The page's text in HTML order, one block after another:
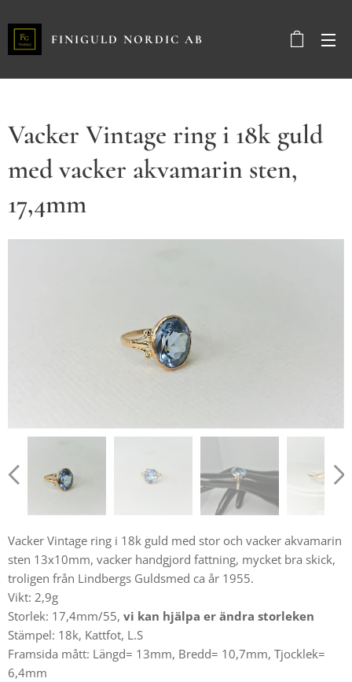
FINIGULD NORDIC AB
Vacker Vintage ring i 18k guld
med vacker akvamarin sten,
17,4mm
Vacker Vintage ring i 18k guld med stor och vacker akvamarin
sten 13x10mm, vacker handgjord fattning, mycket bra skick,
troligen från Lindbergs Guldsmed ca år 1955.
Vikt: 2,9g
Storlek: 17,4mm/55, vi kan hjälpa er ändra storleken
Stämpel: 18k, Kattfot, L.S
Framsida mått: Längd= 13mm, Bredd= 10,7mm, Tjocklek=
6,4mm